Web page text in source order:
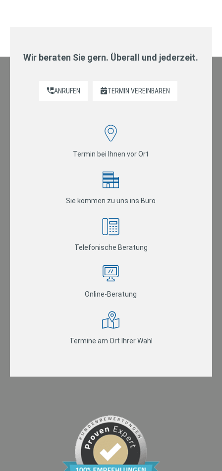
Wir beraten Sie gern. Überall und jederzeit.
ANRUFEN TERMIN VEREINBAREN
Termin bei Ihnen vor Ort
Sie kommen zu uns ins Büro
Telefonische Beratung
Online-Beratung
Termine am Ort Ihrer Wahl